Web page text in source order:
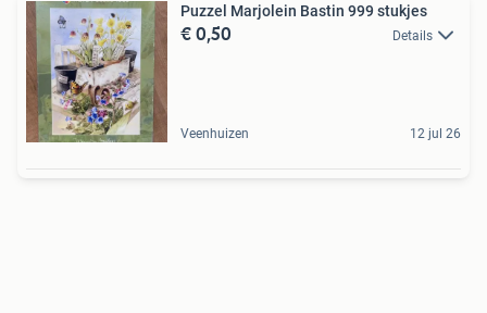
Puzzel Marjolein Bastin 999 stukjes
€ 0,50 Details
Veenhuizen 12 jul 26